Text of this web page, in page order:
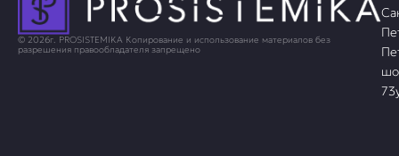
© 2026г. PROSISTEMIKA Копирование и использование материалов без
разрешения правообладателя запрещено